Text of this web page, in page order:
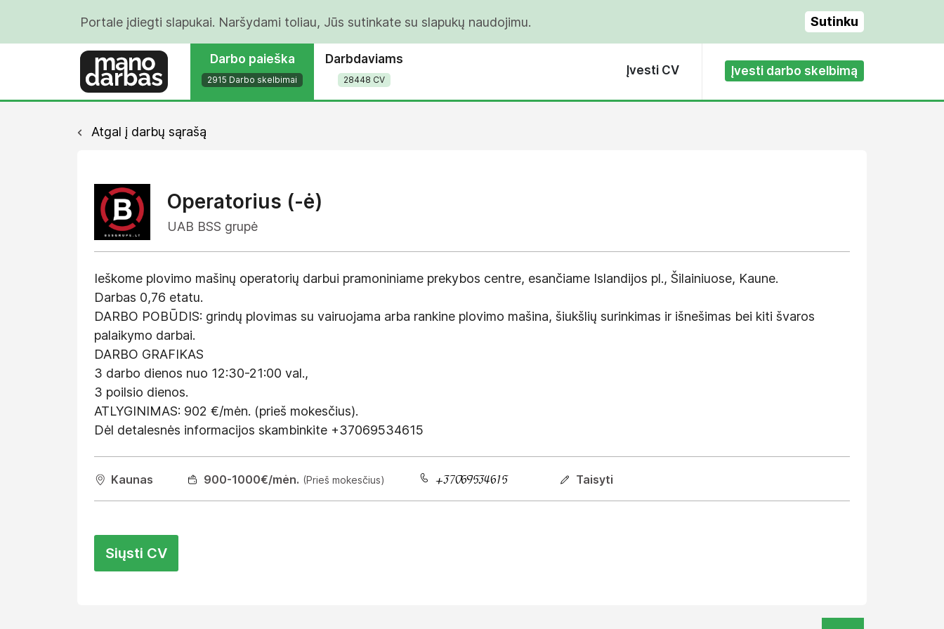
Portale įdiegti slapukai. Naršydami toliau, Jūs sutinkate su slapukų naudojimu. Sutinku
Darbo paieška
2915 Darbo skelbimai
Darbdaviams
28448 CV
Įvesti CV Įvesti darbo skelbimą
Atgal į darbų sąrašą
Operatorius (-ė)
UAB BSS grupė
Ieškome plovimo mašinų operatorių darbui pramoniniame prekybos centre, esančiame Islandijos pl., Šilainiuose, Kaune.
Darbas 0,76 etatu.
DARBO POBŪDIS: grindų plovimas su vairuojama arba rankine plovimo mašina, šiukšlių surinkimas ir išnešimas bei kiti švaros
palaikymo darbai.
DARBO GRAFIKAS
3 darbo dienos nuo 12:30-21:00 val.,
3 poilsio dienos.
ATLYGINIMAS: 902 €/mėn. (prieš mokesčius).
Dėl detalesnės informacijos skambinkite +37069534615
Kaunas 900-1000€/mėn. (Prieš mokesčius) Taisyti
Siųsti CV